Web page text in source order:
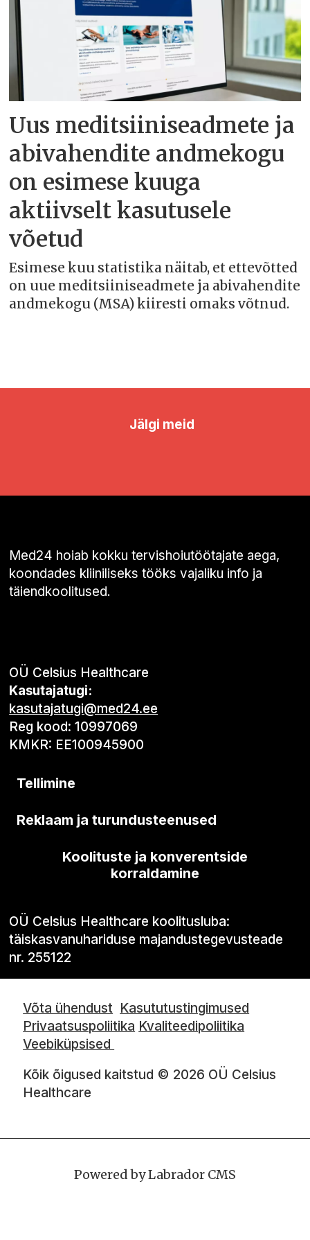
Uus meditsiiniseadmete ja
abivahendite andmekogu
on esimese kuuga
aktiivselt kasutusele
võetud
Esimese kuu statistika näitab, et ettevõtted
on uue meditsiiniseadmete ja abivahendite
andmekogu (MSA) kiiresti omaks võtnud.
Jälgi meid
Med24 hoiab kokku tervishoiutöötajate aega,
koondades kliiniliseks tööks vajaliku info ja
täiendkoolitused.
OÜ Celsius Healthcare
Kasutajatugi:
kasutajatugi@med24.ee
Reg kood: 10997069
KMKR: EE100945900
Tellimine
Reklaam ja turundusteenused
Koolituste ja konverentside
korraldamine
OÜ Celsius Healthcare koolitusluba:
täiskasvanuhariduse majandustegevusteade
nr. 255122
Võta ühendust Kasututustingimused
Privaatsuspoliitika Kvaliteedipoliitika
Veebiküpsised
Kõik õigused kaitstud © 2026 OÜ Celsius
Healthcare
Powered by Labrador CMS